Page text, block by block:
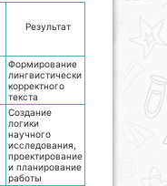
Результат
Формирование
лингвистически
корректного
текста
Создание
логики
научного
исследования,
проектирование
и планирование
работы